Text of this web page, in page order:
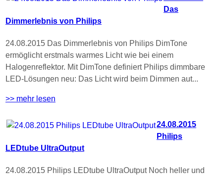
Das
Dimmerlebnis von Philips
24.08.2015 Das Dimmerlebnis von Philips DimTone
ermöglicht erstmals warmes Licht wie bei einem
Halogenreflektor. Mit DimTone definiert Philips dimmbare
LED-Lösungen neu: Das Licht wird beim Dimmen aut...
>> mehr lesen
24.08.2015
Philips
LEDtube UltraOutput
24.08.2015 Philips LEDtube UltraOutput Noch heller und